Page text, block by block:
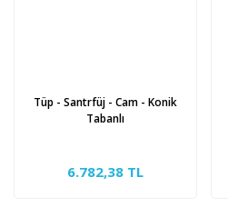
Tüp - Santrfüj - Cam - Konik
Tabanlı
6.782,38 TL